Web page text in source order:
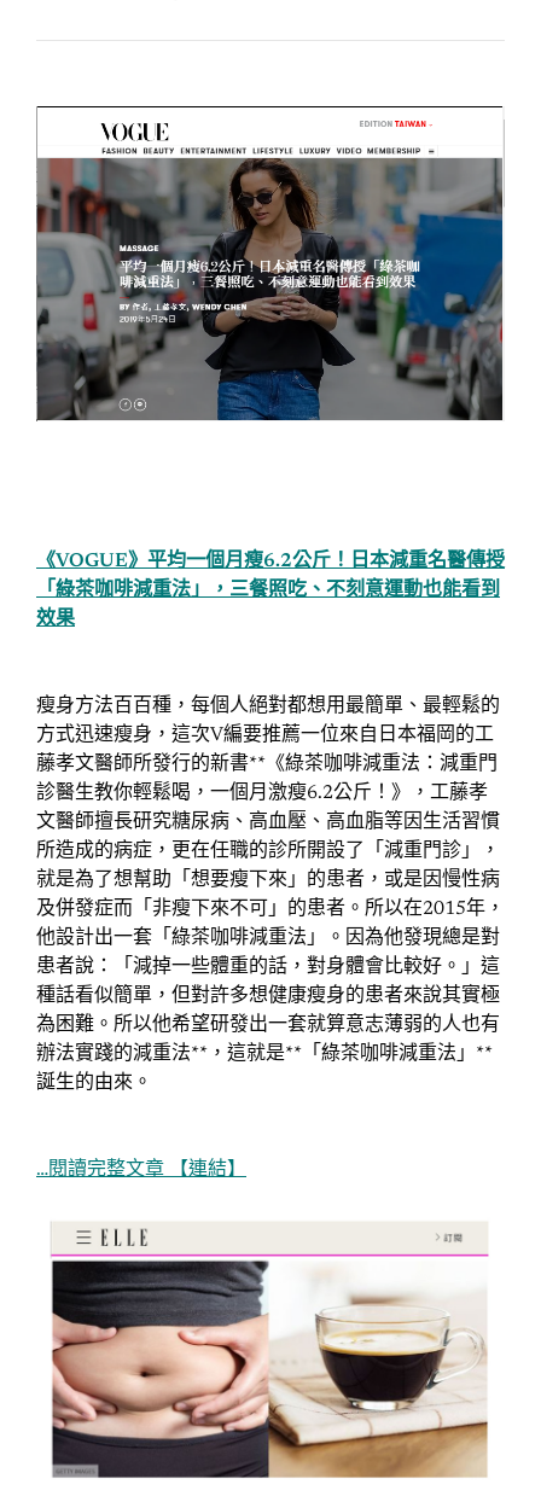
《VOGUE》平均一個月瘦6.2公斤！日本減重名醫傳授
「綠茶咖啡減重法」，三餐照吃、不刻意運動也能看到
效果
瘦身方法百百種，每個人絕對都想用最簡單、最輕鬆的
方式迅速瘦身，這次V編要推薦一位來自日本福岡的工
藤孝文醫師所發行的新書**《綠茶咖啡減重法：減重門
診醫生教你輕鬆喝，一個月激瘦6.2公斤！》，工藤孝
文醫師擅長研究糖尿病、高血壓、高血脂等因生活習慣
所造成的病症，更在任職的診所開設了「減重門診」，
就是為了想幫助「想要瘦下來」的患者，或是因慢性病
及併發症而「非瘦下來不可」的患者。所以在2015年，
他設計出一套「綠茶咖啡減重法」。因為他發現總是對
患者說：「減掉一些體重的話，對身體會比較好。」這
種話看似簡單，但對許多想健康瘦身的患者來說其實極
為困難。所以他希望研發出一套就算意志薄弱的人也有
辦法實踐的減重法**，這就是**「綠茶咖啡減重法」**
誕生的由來。
…閱讀完整文章 【連結】